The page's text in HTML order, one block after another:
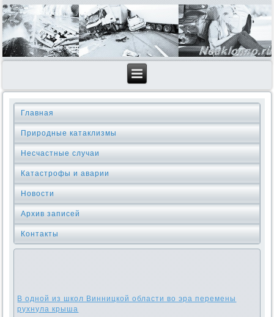
Главная
Природные катаклизмы
Несчастные случаи
Катастрофы и аварии
Новости
Архив записей
Контакты
В одной из школ Винницкой области во эра перемены
рухнула крыша